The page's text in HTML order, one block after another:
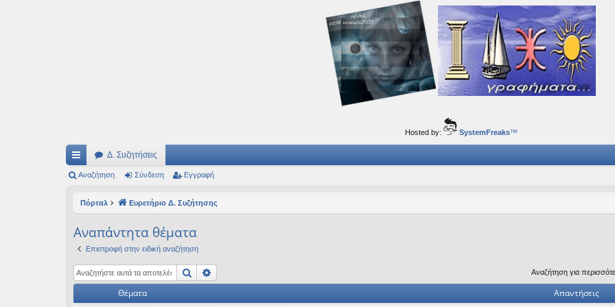
Αυτός ο τόπος φιλοδοξεί να ανοίγει μονοπάτια για τα συναρπαστικά και όμορφα ταξίδια του νού...
Hosted by: SystemFreaks™
ρή
ς
νδ
Δ. Συζητήσεις
Αναζήτηση Σύνδεση Εγγραφή
Πόρταλ Ευρετήριο Δ. Συζήτησης
Αναπάντητα θέματα
Επιστροφή στην ειδική αναζήτηση
Αναζήτηση Αναζήτηση για
Θέματα Απαντήσεις